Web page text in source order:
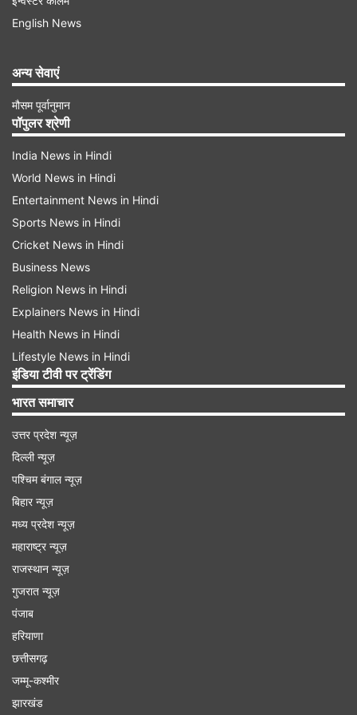
अपार प्रेम, जुनून और कृतज्ञता के साथ बनाया गया था, और
आपकी प्रतिक्रिया के माध्यम से उस प्यार को वापस आते
देखना बेहद भावुक कर देने वाला रहा है। आपकी समीक्षाएं,
आपके शब्द और आपके द्वारा साझा की गई भावनाएं मेरे लिए
किसी भी संख्या से कहीं अधिक मायने रखती हैं। देखने के
लिए, जुड़ने के लिए, हर पल को महसूस करने के लिए और
जॉर्जकुट्टी और उसके परिवार को अपना मानने के लिए
धन्यवाद।'
English News
अन्य सेवाएं
मौसम पूर्वानुमान
पॉपुलर श्रेणी
India News in Hindi
World News in Hindi
Entertainment News in Hindi
Sports News in Hindi
Cricket News in Hindi
Business News
Religion News in Hindi
Explainers News in Hindi
Health News in Hindi
Lifestyle News in Hindi
इंडिया टीवी पर ट्रेंडिंग
भारत समाचार
उत्तर प्रदेश न्यूज़
दिल्ली न्यूज़
पश्चिम बंगाल न्यूज़
बिहार न्यूज़
मध्य प्रदेश न्यूज़
महाराष्ट्र न्यूज़
राजस्थान न्यूज़
गुजरात न्यूज़
पंजाब
हरियाणा
छत्तीसगढ़
जम्मू-कश्मीर
झारखंड